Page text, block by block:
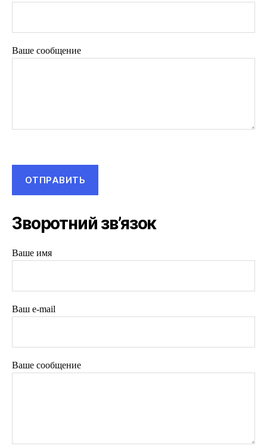
Ваше сообщение
Зворотний зв’язок
Ваше имя
Ваш e-mail
Ваше сообщение